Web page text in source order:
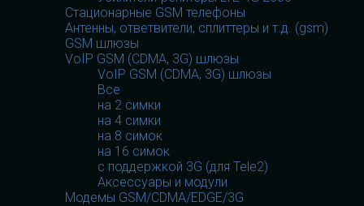
Стационарные GSM телефоны
Антенны, ответвители, сплиттеры и т.д. (gsm)
GSM шлюзы
VoIP GSM (CDMA, 3G) шлюзы
VoIP GSM (CDMA, 3G) шлюзы
Все
на 2 симки
на 4 симки
на 8 симок
на 16 симок
с поддержкой 3G (для Tele2)
Аксессуары и модули
Модемы GSM/CDMA/EDGE/3G